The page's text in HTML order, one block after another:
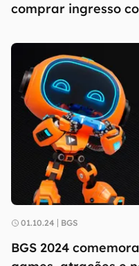
comprar ingresso
01.10.24 BGS
BGS 2024